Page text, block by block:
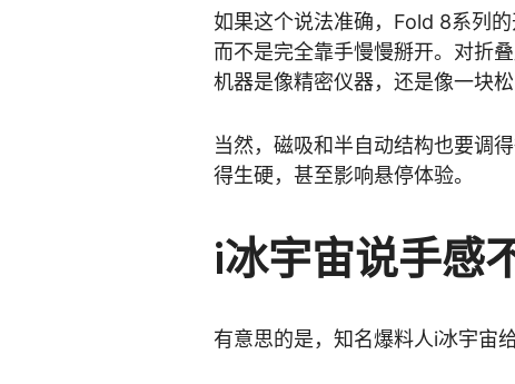
如果这个说法准确，Fold 8系列的
而不是完全靠手慢慢掰开。对折
机器是像精密仪器，还是像一块松
当然，磁吸和半自动结构也要调
得生硬，甚至影响悬停体验。
i冰宇宙说手感
有意思的是，知名爆料人i冰宇宙